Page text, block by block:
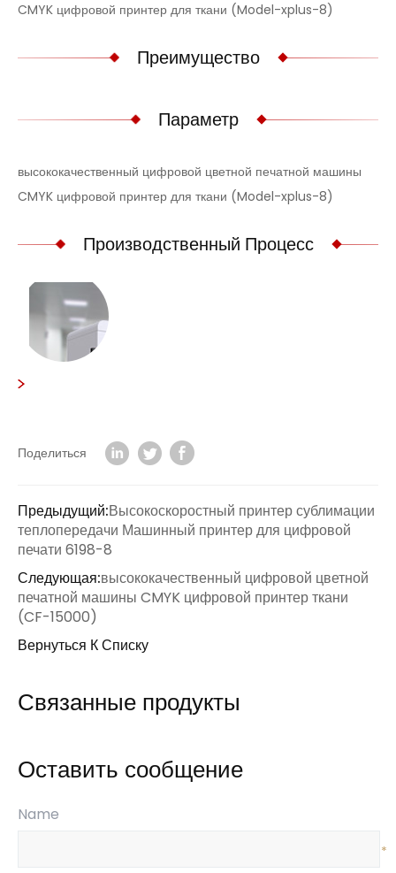
CMYK цифровой принтер для ткани (Model-xplus-8)
Преимущество
Параметр
высококачественный цифровой цветной печатной машины
CMYK цифровой принтер для ткани (Model-xplus-8)
Производственный Процесс
Поделиться
Предыдущий:Высокоскоростный принтер сублимации
теплопередачи Машинный принтер для цифровой
печати 6198-8
Следующая:высококачественный цифровой цветной
печатной машины CMYK цифровой принтер ткани
(CF-15000)
Вернуться К Списку
Связанные продукты
Оставить сообщение
Name
*